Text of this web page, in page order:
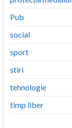
Pub
social
sport
stiri
tehnologie
timp liber